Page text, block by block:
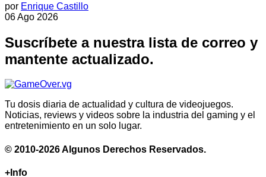
por Enrique Castillo
06 Ago 2026
Suscríbete a nuestra lista de correo y
mantente actualizado.
Tu dosis diaria de actualidad y cultura de videojuegos.
Noticias, reviews y videos sobre la industria del gaming y el
entretenimiento en un solo lugar.
© 2010-2026 Algunos Derechos Reservados.
+Info